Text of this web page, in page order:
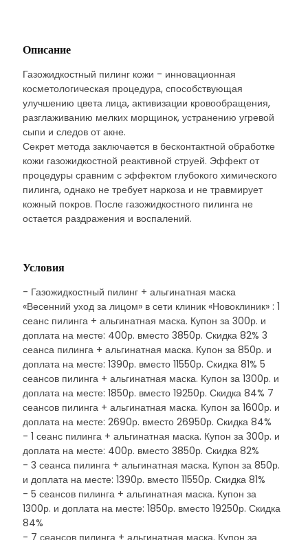
Описание
Газожидкостный пилинг кожи - инновационная
косметологическая процедура, способствующая
улучшению цвета лица, активизации кровообращения,
разглаживанию мелких морщинок, устранению угревой
сыпи и следов от акне.
Секрет метода заключается в бесконтактной обработке
кожи газожидкостной реактивной струей. Эффект от
процедуры сравним с эффектом глубокого химического
пилинга, однако не требует наркоза и не травмирует
кожный покров. После газожидкостного пилинга не
остается раздражения и воспалений.
Условия
- Газожидкостный пилинг + альгинатная маска
«Весенний уход за лицом» в сети клиник «Новоклиник» : 1
сеанс пилинга + альгинатная маска. Купон за 300р. и
доплата на месте: 400р. вместо 3850р. Скидка 82% 3
сеанса пилинга + альгинатная маска. Купон за 850р. и
доплата на месте: 1390р. вместо 11550р. Скидка 81% 5
сеансов пилинга + альгинатная маска. Купон за 1300р. и
доплата на месте: 1850р. вместо 19250р. Скидка 84% 7
сеансов пилинга + альгинатная маска. Купон за 1600р. и
доплата на месте: 2690р. вместо 26950р. Скидка 84%
- 1 сеанс пилинга + альгинатная маска. Купон за 300р. и
доплата на месте: 400р. вместо 3850р. Скидка 82%
- 3 сеанса пилинга + альгинатная маска. Купон за 850р.
и доплата на месте: 1390р. вместо 11550р. Скидка 81%
- 5 сеансов пилинга + альгинатная маска. Купон за
1300р. и доплата на месте: 1850р. вместо 19250р. Скидка
84%
- 7 сеансов пилинга + альгинатная маска. Купон за